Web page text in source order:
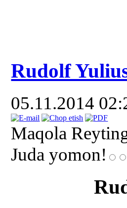
Rudolf
05.11.2014
Maqola
Juda yomon!